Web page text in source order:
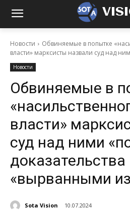
Новости
Обвиняемые в попытке
власти» марксисты назвали суд над
Новости
Обвиняемые в
власти»
суд над ними
доказательства
«вырванными
Sota Vision 10.07.2024